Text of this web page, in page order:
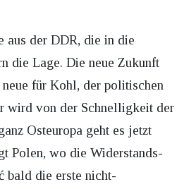
der DDR, die in die
die Lage. Die neue Zukunft
für Kohl, der politischen
wird von der Schnelligkeit der
Osteuropa geht es jetzt
Polen, wo die Widerstands-
bald die erste nicht-